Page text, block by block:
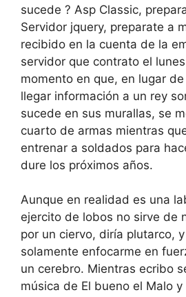
sucede ? Asp Classic,
Servidor jquery, preparate a
recibido en la cuenta de la
servidor que contrato el
momento en que, en lugar
llegar información a un rey
sucede en sus murallas, se
cuarto de armas mientras
entrenar a soldados para
dure los próximos años.
Aunque en realidad es una
ejercito de lobos no sirve de
por un ciervo, diría plutarco,
solamente enfocarme en
un cerebro. Mientras ecribo
música de El bueno el Malo